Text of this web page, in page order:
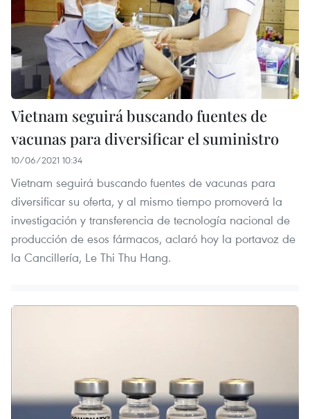
Vietnam seguirá buscando fuentes de
vacunas para diversificar el suministro
10/06/2021 10:34
Vietnam seguirá buscando fuentes de vacunas para
diversificar su oferta, y al mismo tiempo promoverá la
investigación y transferencia de tecnología nacional de
producción de esos fármacos, aclaró hoy la portavoz de
la Cancillería, Le Thi Thu Hang.